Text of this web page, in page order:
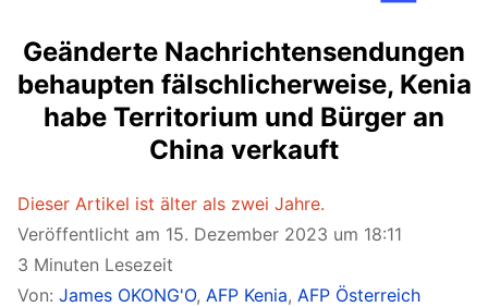
Geänderte Nachrichtensendungen
behaupten fälschlicherweise, Kenia
habe Territorium und Bürger an
China verkauft
Dieser Artikel ist älter als zwei Jahre.
Veröffentlicht am 15. Dezember 2023 um 18:11
3 Minuten Lesezeit
Von: James OKONG'O, AFP Kenia, AFP Österreich